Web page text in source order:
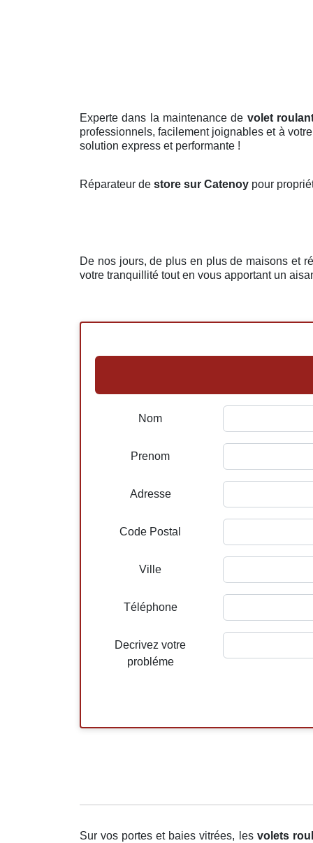
Experte dans la maintenance de volet
professionnels, facilement joignables et à
solution express et performante !
Réparateur de store sur Catenoy pour
De nos jours, de plus en plus de maisons et
votre tranquillité tout en vous apportant un
Nom
Prenom
Adresse
Code Postal
Ville
Téléphone
Decrivez votre
probléme
Sur vos portes et baies vitrées, les volets